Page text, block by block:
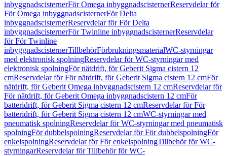
inbyggnadscisternerFör Omega inbyggnadscisternerReservdelar för
För Omega inbyggnadscisternerFör Delta
inbyggnadscisternerReservdelar för För Delta
inbyggnadscisternerFör Twinline inbyggnadscisternerReservdelar
för För Twinline
inbyggnadscisternerTillbehörFörbrukningsmaterialWC-styrningar
med elektronisk spolningReservdelar för WC-styrningar med
elektronisk spolningFör nätdrift, för Geberit Sigma cistern 12
cmReservdelar för För nätdrift, för Geberit Sigma cistern 12 cmFör
nätdrift, för Geberit Omega inbyggnadscistern 12 cmReservdelar för
För nätdrift, för Geberit Omega inbyggnadscistern 12 cmFör
batteridrift, för Geberit Sigma cistern 12 cmReservdelar för För
batteridrift, för Geberit Sigma cistern 12 cmWC-styrningar med
pneumatisk spolningReservdelar för WC-styrningar med pneumatisk
spolningFör dubbelspolningReservdelar för För dubbelspolningFör
enkelspolningReservdelar för För enkelspolningTillbehör för WC-
styrningarReservdelar för Tillbehör för WC-